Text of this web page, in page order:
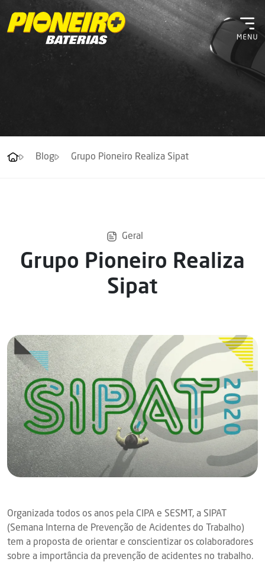
Blog Grupo Pioneiro Realiza Sipat
Geral
Grupo Pioneiro Realiza
Sipat
Organizada todos os anos pela CIPA e SESMT, a SIPAT
(Semana Interna de Prevenção de Acidentes do Trabalho)
tem a proposta de orientar e conscientizar os colaboradores
sobre a importância da prevenção de acidentes no trabalho.